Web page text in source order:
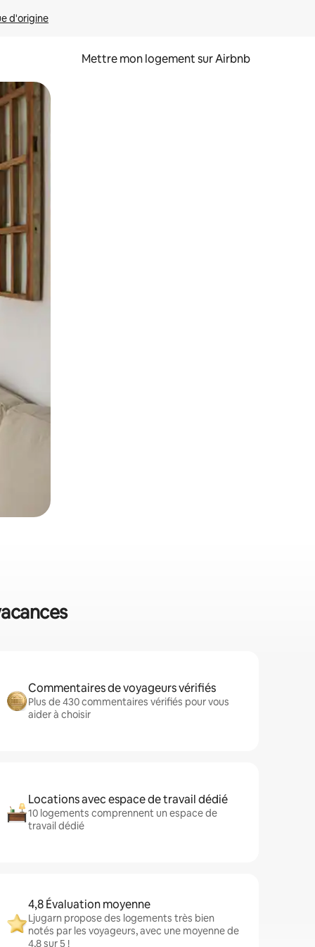
d'origine
Mettre mon logement sur Airbnb
glisser.
Commentaires de voyageurs vérifiés
Plus de 430 commentaires vérifiés pour vous
aider à choisir
Locations avec espace de travail dédié
10 logements comprennent un espace de
travail dédié
4,8 Évaluation moyenne
Ljugarn propose des logements très bien
notés par les voyageurs, avec une moyenne de
4,8 sur 5 !